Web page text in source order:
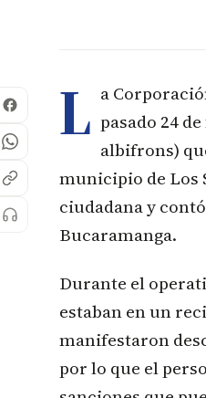
L a
pasado 24
albifrons)
municipio de Los
ciudadana y
Bucaramanga.
Durante el
estaban en un
manifestaron
por lo que el